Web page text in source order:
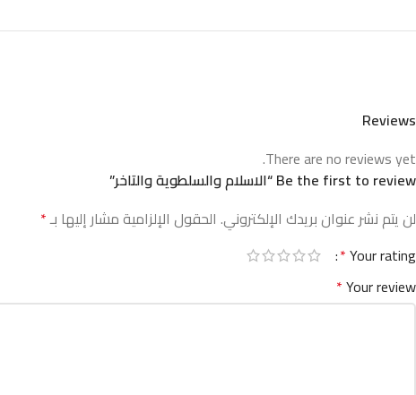
Reviews
There are no reviews yet.
Be the first to review “الاسلام والسلطوية والتاخر”
لن يتم نشر عنوان بريدك الإلكتروني. الحقول الإلزامية مشار إليها بـ*
Your rating
*
Your review
*